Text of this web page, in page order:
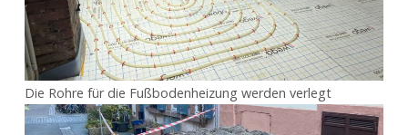
Die Rohre für die Fußbodenheizung werden verlegt